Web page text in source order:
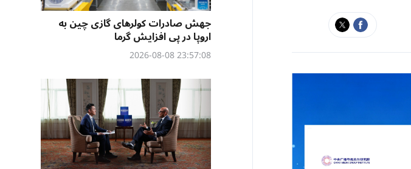
جهش صادرات کولرهای گازی چین به
اروپا در پی افزایش گرما
23:57:08 2026-08-08